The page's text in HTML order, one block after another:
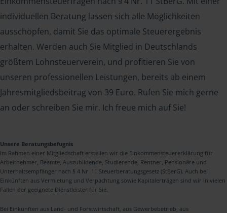
individuellen Beratung lassen sich alle Möglichkeiten
ausschöpfen, damit Sie das optimale Steuerergebnis
erhalten. Werden auch Sie Mitglied in Deutschlands
größtem Lohnsteuerverein, und profitieren Sie von
unseren professionellen Leistungen, bereits ab einem
Jahresmitgliedsbeitrag von 39 Euro. Rufen Sie mich gerne
an oder schreiben Sie mir. Ich freue mich auf Sie!
Unsere Beratungsbefugnis
Im Rahmen einer Mitgliedschaft erstellen wir die Einkommensteuererklärung für
Arbeitnehmer, Beamte, Auszubildende, Studierende, Rentner, Pensionäre und
Unterhaltsempfänger nach § 4 Nr. 11 Steuerberatungsgesetz (StBerG). Auch bei
Einkünften aus Vermietung und Verpachtung sowie Kapitalerträgen sind wir in vielen
Fällen der geeignete Dienstleister für Sie.
Bei Einkünften aus Land- und Forstwirtschaft, aus Gewerbebetrieb, aus